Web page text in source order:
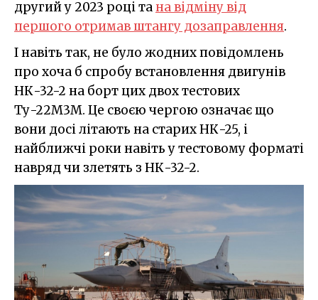
другий у 2023 році тана відміну від
першого отримав штангу дозаправлення.
І навіть так, не було жодних повідомлень
про хоча б спробу встановлення двигунів
НК-32-2 на борт цих двох тестових
Ту-22М3М. Це своєю чергою означає що
вони досі літають на старих НК-25, і
найближчі роки навіть у тестовому форматі
навряд чи злетять з НК-32-2.